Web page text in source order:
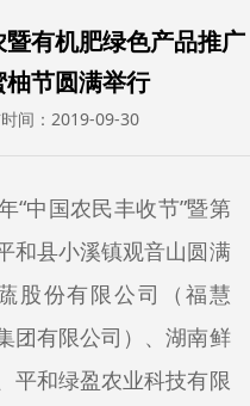
有机肥绿色产品推广
节圆满举行
间：2019-09-30
“中国农民丰收节”暨第
和县小溪镇观音山圆满
股份有限公司（福慧
团有限公司）、湖南鲜
平和绿盈农业科技有限